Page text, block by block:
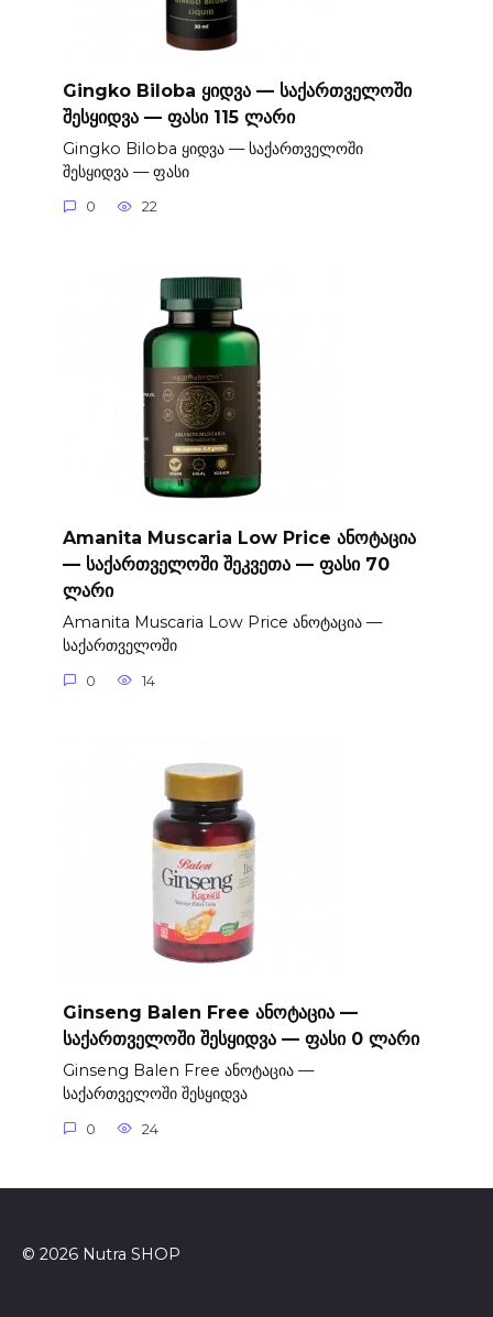
Gingko Biloba ყიდვა — საქართველოში
შესყიდვა — ფასი 115 ლარი
Gingko Biloba ყიდვა — საქართველოში
შესყიდვა — ფასი
0 22
Amanita Muscaria Low Price ანოტაცია
— საქართველოში შეკვეთა — ფასი 70
ლარი
Amanita Muscaria Low Price ანოტაცია —
საქართველოში
0 14
Ginseng Balen Free ანოტაცია —
საქართველოში შესყიდვა — ფასი 0 ლარი
Ginseng Balen Free ანოტაცია —
საქართველოში შესყიდვა
0 24
© 2026 Nutra SHOP